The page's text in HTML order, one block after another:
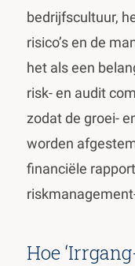
bedrijfscultuur,
risico’s en de
het als een
risk- en audit
zodat de groei-
worden
financiële
Hoe